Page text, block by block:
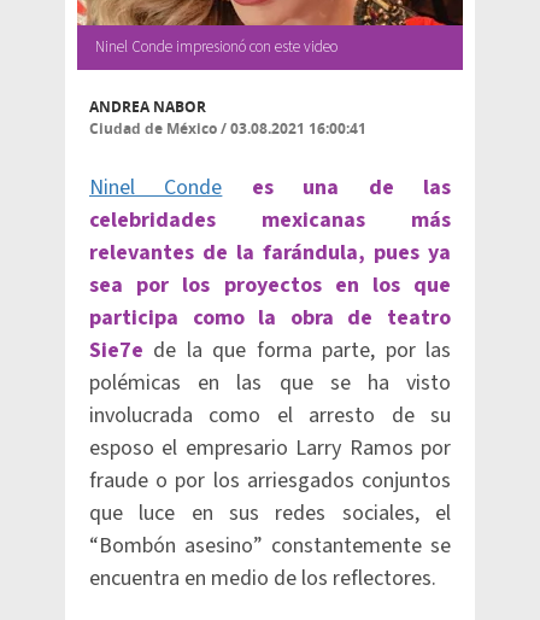
Ninel Conde impresionó con este video
ANDREA NABOR
Ciudad de México/03.08.2021 16:00:41
Ninel Conde
es una de las
celebridades mexicanas más
relevantes de la farándula, pues ya
sea por los proyectos en los que
participa como la obra de teatro
Sie7e de la que forma parte, por las
polémicas en las que se ha visto
involucrada como el arresto de su
esposo el empresario Larry Ramos por
fraude o por los arriesgados conjuntos
que luce en sus redes sociales, el
“Bombón asesino” constantemente se
encuentra en medio de los reflectores.